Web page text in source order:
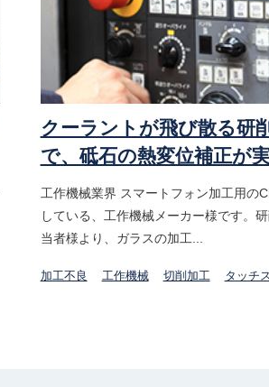
クーラントが飛び散る研
で、砥石の熱変位補正が
工作機械業界 スマートフォン加工用の
している、工作機械メーカー様です。
当者様より、ガラスの加工...
加工不良 工作機械 切削加工 タッチ